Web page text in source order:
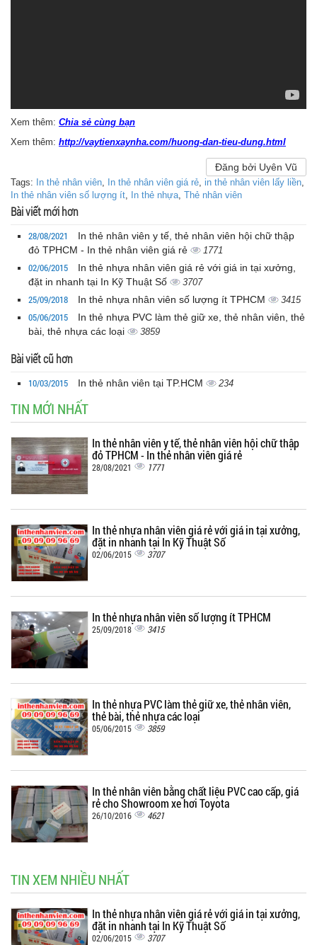
Xem thêm: Chia sẻ cùng bạn
Xem thêm: http://vaytienxaynha.com/huong-dan-tieu-dung.html
Đăng bởi Uyên Vũ
Tags: In thẻ nhân viên In thẻ nhân viên giá rẻ in thẻ nhân viên lấy liền
In thẻ nhân viên số lượng ít In thẻ nhựa Thẻ nhân viên
Bài viết mới hơn
28/08/2021
In thẻ nhân viên y tế, thẻ nhân viên hội chữ thập
đỏ TPHCM - In thẻ nhân viên giá rẻ
1771
02/06/2015
In thẻ nhựa nhân viên giá rẻ với giá in tại xưởng,
đặt in nhanh tại In Kỹ Thuật Số
3707
25/09/2018 In thẻ nhựa nhân viên số lượng ít TPHCM 3415
05/06/2015
In thẻ nhựa PVC làm thẻ giữ xe, thẻ nhân viên, thẻ
bài, thẻ nhựa các loại
3859
Bài viết cũ hơn
10/03/2015 In thẻ nhân viên tại TP.HCM 234
TIN MỚI NHẤT
In thẻ nhân viên y tế, thẻ nhân viên hội chữ thập
đỏ TPHCM - In thẻ nhân viên giá rẻ
28/08/2021 1771
In thẻ nhựa nhân viên giá rẻ với giá in tại xưởng,
đặt in nhanh tại In Kỹ Thuật Số
02/06/2015 3707
In thẻ nhựa nhân viên số lượng ít TPHCM
25/09/2018 3415
In thẻ nhựa PVC làm thẻ giữ xe, thẻ nhân viên,
thẻ bài, thẻ nhựa các loại
05/06/2015 3859
In thẻ nhân viên bằng chất liệu PVC cao cấp, giá
rẻ cho Showroom xe hơi Toyota
26/10/2016 4621
TIN XEM NHIỀU NHẤT
In thẻ nhựa nhân viên giá rẻ với giá in tại xưởng,
đặt in nhanh tại In Kỹ Thuật Số
02/06/2015 3707